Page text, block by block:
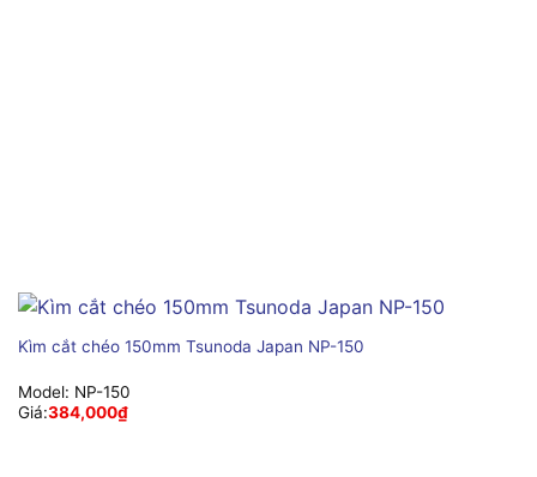
Kìm cắt chéo 150mm Tsunoda Japan NP-150
Model: NP-150
Giá:384,000₫